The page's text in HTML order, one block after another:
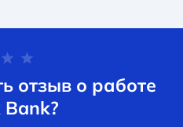
отзыв о работе
Bank?